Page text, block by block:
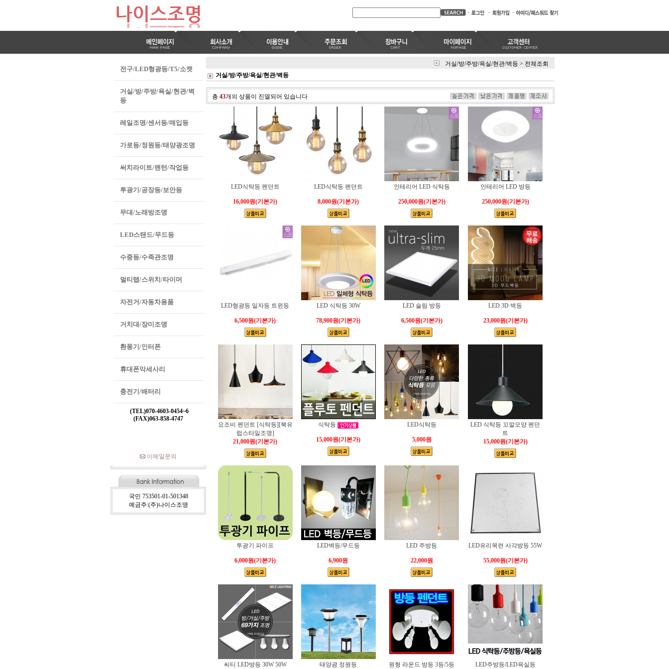
전구/LED형광등/T5/소켓
거실/방/주방/욕실/현관/벽
등
레일조명/센서등/매입등
가로등/정원등/태양광조명
써치라이트/랜턴/작업등
투광기/공장등/보안등
무대/노래방조명
LED스탠드/무드등
수중등/수족관조명
멀티탭/스위치/타이머
자전거/자동차용품
거치대/장미조명
환풍기/인터폰
휴대폰악세사리
충전기/배터리
(TEL)070-4603-0454~6
(FAX)063-858-4747
이메일문의
국민 753501-01-501348
예금주:(주)나이스조명
거실/방/주방/욕실/현관/벽등 > 전체조회
거실/방/주방/욕실/현관/벽등
총 43개의 상품이 진열되어 있습니다
LED식탁등 펜던트
16,000원(기본가)
LED식탁등 펜던트
8,000원(기본가)
인테리어 LED 식탁등
250,000원(기본가)
인테리어 LED 방등
250,000원(기본가)
LED형광등 일자등 트윈등
6,500원(기본가)
LED 식탁등 30W
78,900원(기본가)
LED 슬림 방등
6,500원(기본가)
LED 3D 벽등
23,000원(기본가)
요조비 펜던트 [식탁등][북유
럽스타일조명]
21,000원(기본가)
식탁등
15,000원(기본가)
LED식탁등
5,000원
LED 식탁등 꼬깔모양 펜던
트
15,000원(기본가)
투광기 파이프
6,000원(기본가)
LED벽등/무드등
6,900원
LED 주방등
22,000원
LED유리목련 사각방등 55W
55,000원(기본가)
씨티 LED방등 30W 50W 태양광 정원등 원형 라운드 방등 3등/5등 LED주방등/LED욕실등